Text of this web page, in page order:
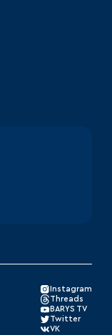
Instagram
Threads
BARYS TV
Twitter
VK